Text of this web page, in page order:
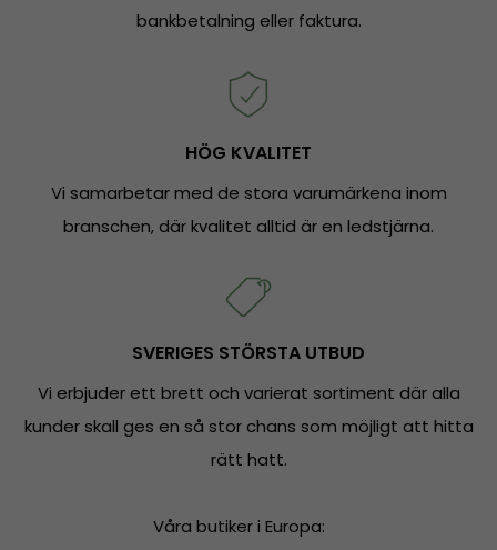
bankbetalning eller faktura.
HÖG KVALITET
Vi samarbetar med de stora varumärkena inom
branschen, där kvalitet alltid är en ledstjärna.
SVERIGES STÖRSTA UTBUD
Vi erbjuder ett brett och varierat sortiment där alla
kunder skall ges en så stor chans som möjligt att hitta
rätt hatt.
Våra butiker i Europa: